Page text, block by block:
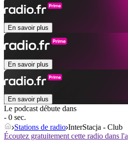
En savoir plus
En savoir plus
En savoir plus
Le podcast débute dans
- 0 sec.
Stations de radio InterStacja - Club
Écoutez gratuitement cette radio dans